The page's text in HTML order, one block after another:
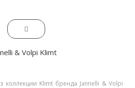
& Volpi Klimt
коллекции Klimt бренда Jannelli & Volpi